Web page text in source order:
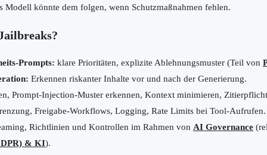
Modell könnte dem folgen, wenn Schutzmaßnahmen fehlen.
Prompts: klare Prioritäten, explizite Ablehnungsmuster (Teil von
Erkennen riskanter Inhalte vor und nach der Generierung.
Prompt-Injection-Muster erkennen, Kontext minimieren,
Freigabe-Workflows, Logging, Rate Limits bei Tool-Aufrufen.
Richtlinien und Kontrollen im Rahmen von AI Governance
& KI).